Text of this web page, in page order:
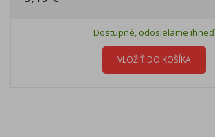
Dostupné, odosielame ihneď
VLOŽIŤ DO KOŠÍKA